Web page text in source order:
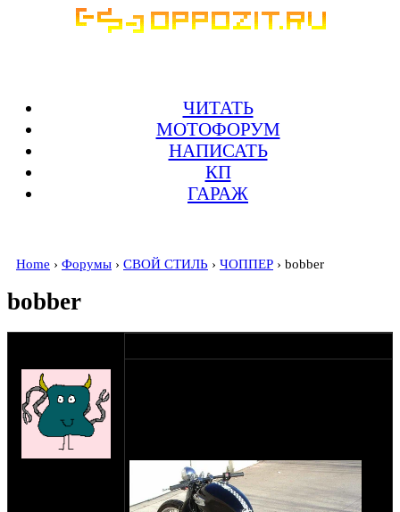
ЧИТАТЬ
МОТОФОРУМ
НАПИСАТЬ
КП
ГАРАЖ
Home › Форумы › СВОЙ СТИЛЬ › ЧОППЕР › bobber
bobber